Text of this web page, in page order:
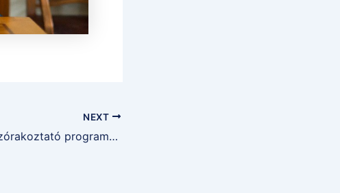
NEXT
Zenei- és szórakoztató programok a XIII. Győri Bencés Bálon